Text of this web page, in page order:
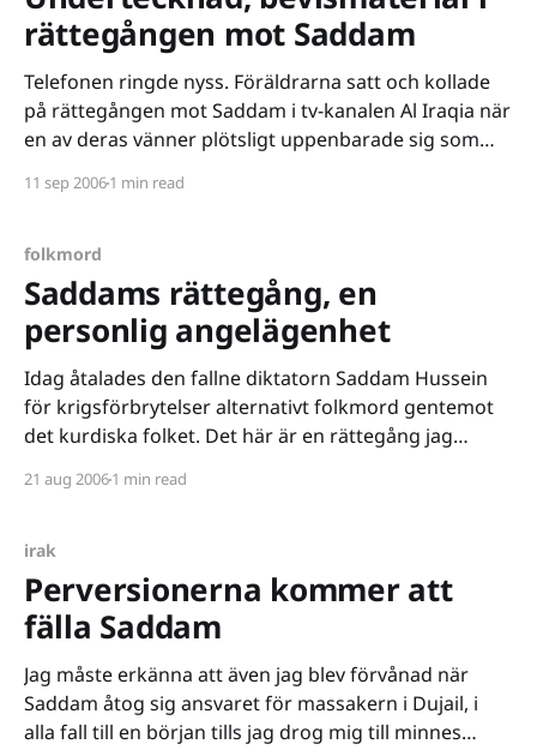
rättegången mot Saddam
Telefonen ringde nyss. Föräldrarna satt och kollade
på rättegången mot Saddam i tv-kanalen Al Iraqia när
en av deras vänner plötsligt uppenbarade sig som
Kurdistan och hur även vi blev bombade. Under talet
11 sep 20061 min read
folkmord
Saddams rättegång, en
personlig angelägenhet
Idag åtalades den fallne diktatorn Saddam Hussein
för krigsförbrytelser alternativt folkmord gentemot
det kurdiska folket. Det här är en rättegång jag
det här tidigare, men... mina föräldrar förde en
senare halvan av
21 aug 20061 min read
irak
Perversionerna kommer att
fälla Saddam
Jag måste erkänna att även jag blev förvånad när
Saddam åtog sig ansvaret för massakern i Dujail, i
alla fall till en början tills jag drog mig till minnes